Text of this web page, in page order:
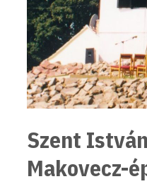
Szent
Makovecz-